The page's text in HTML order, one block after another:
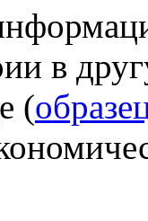
в
(